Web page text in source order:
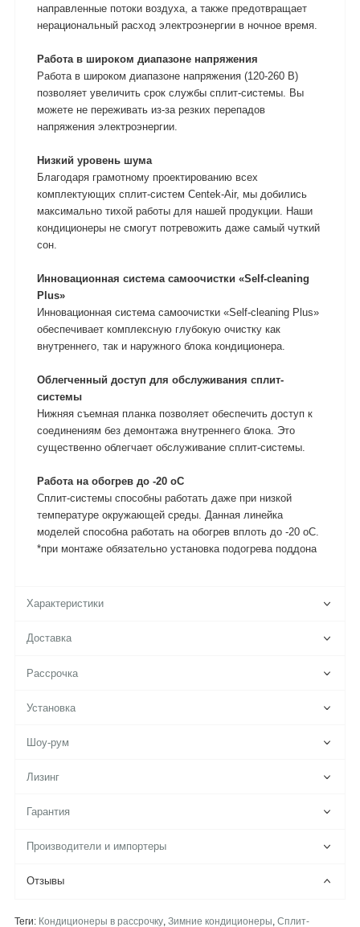
направленные потоки воздуха, а также предотвращает
нерациональный расход электроэнергии в ночное время.
Работа в широком диапазоне напряжения
Работа в широком диапазоне напряжения (120-260 В)
позволяет увеличить срок службы сплит-системы. Вы
можете не переживать из-за резких перепадов
напряжения электроэнергии.
Низкий уровень шума
Благодаря грамотному проектированию всех
комплектующих сплит-систем Centek-Air, мы добились
максимально тихой работы для нашей продукции. Наши
кондиционеры не смогут потревожить даже самый чуткий
сон.
Инновационная система самоочистки «Self-cleaning
Plus»
Инновационная система самоочистки «Self-cleaning Plus»
обеспечивает комплексную глубокую очистку как
внутреннего, так и наружного блока кондиционера.
Облегченный доступ для обслуживания сплит-
системы
Нижняя съемная планка позволяет обеспечить доступ к
соединениям без демонтажа внутреннего блока. Это
существенно облегчает обслуживание сплит-системы.
Работа на обогрев до -20 oC
Сплит-системы способны работать даже при низкой
температуре окружающей среды. Данная линейка
моделей способна работать на обогрев вплоть до -20 oC.
*при монтаже обязательно установка подогрева поддона
Характеристики
Доставка
Рассрочка
Установка
Шоу-рум
Лизинг
Гарантия
Производители и импортеры
Отзывы
Теги: Кондиционеры в рассрочку Зимние кондиционеры Сплит-